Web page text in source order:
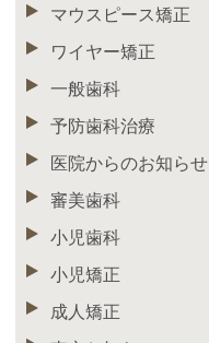
マウスピース矯正
ワイヤー矯正
一般歯科
予防歯科治療
医院からのお知らせ
審美歯科
小児歯科
小児矯正
成人矯正